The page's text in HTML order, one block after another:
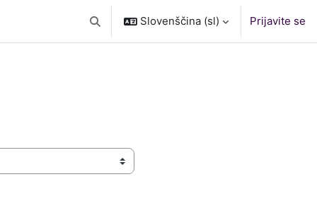
Preklopi iskalni vnos
Slovenščina ‎(sl)‎ Prijavite se